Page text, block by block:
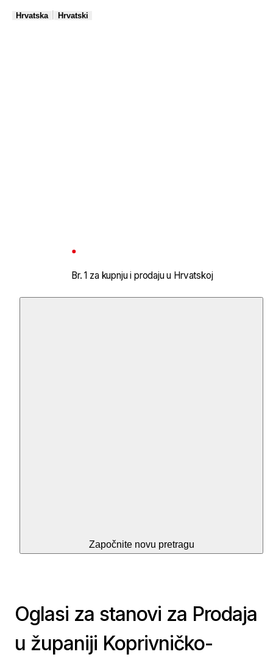
Hrvatska Hrvatski
Br. 1 za kupnju i prodaju u Hrvatskoj
Započnite novu pretragu
Oglasi za stanovi za Prodaja
u županiji Koprivničko-